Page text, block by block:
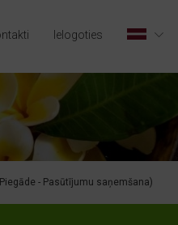
Ielogoties
- Pasūtījumu saņemšana)